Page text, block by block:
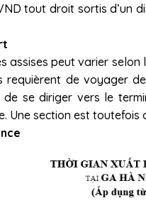
tout droit sortis d’un
assises peut varier
requièrent de voyager
se diriger vers le
Une section est